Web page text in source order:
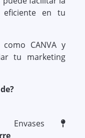
eficiente en tu
CANVA y
tu marketing
Envases